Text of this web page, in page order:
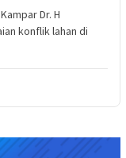
Dr. H
konflik lahan di